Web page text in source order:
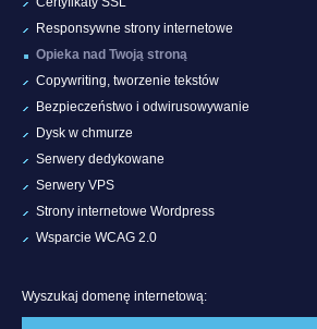
Responsywne strony internetowe
Opieka nad Twoją stroną
Copywriting, tworzenie tekstów
Bezpieczeństwo i odwirusowywanie
Dysk w chmurze
Serwery dedykowane
Serwery VPS
Strony internetowe Wordpress
Wsparcie WCAG 2.0
Wyszukaj domenę internetową: